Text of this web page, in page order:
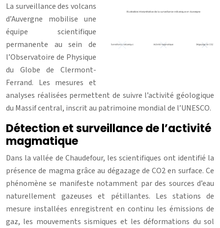
La surveillance des volcans
d’Auvergne mobilise une
équipe scientifique
permanente au sein de
l’Observatoire de Physique
du Globe de Clermont-
Ferrand. Les mesures et
analyses réalisées permettent de suivre l’activité géologique
du Massif central, inscrit au patrimoine mondial de l’UNESCO.
Détection et surveillance de l’activité
magmatique
Dans la vallée de Chaudefour, les scientifiques ont identifié la
présence de magma grâce au dégazage de CO2 en surface. Ce
phénomène se manifeste notamment par des sources d’eau
naturellement gazeuses et pétillantes. Les stations de
mesure installées enregistrent en continu les émissions de
gaz, les mouvements sismiques et les déformations du sol